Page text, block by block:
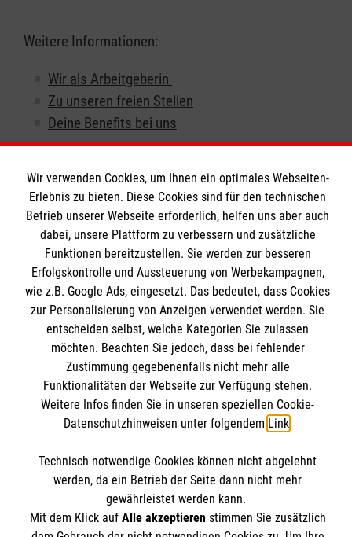
Weitere Informationen:
Wir als Arbeitgeberin
Zu unseren freien Stellen
Deine Benefits bei uns
Wir Malteser
Unser Profil
Karriere
Migration
Jugendhilfe
Suchthilfe
Kloster
Informationen
Impressum
Datenschutz
Institutionelles Schutzkonzept
Malteser online
Malteserorden
Malteser Jugend
Spendenkonto
Wir verwenden Cookies, um Ihnen ein optimales Webseiten-
Erlebnis zu bieten. Diese Cookies sind für den technischen
Betrieb unserer Webseite erforderlich, helfen uns aber auch
dabei, unsere Plattform zu verbessern und zusätzliche
Funktionen bereitzustellen. Sie werden zur besseren
Erfolgskontrolle und Aussteuerung von Werbekampagnen,
wie z.B. Google Ads, eingesetzt. Das bedeutet, dass Cookies
zur Personalisierung von Anzeigen verwendet werden. Sie
entscheiden selbst, welche Kategorien Sie zulassen
möchten. Beachten Sie jedoch, dass bei fehlender
Zustimmung gegebenenfalls nicht mehr alle
Funktionalitäten der Webseite zur Verfügung stehen.
Weitere Infos finden Sie in unseren speziellen Cookie-
Datenschutzhinweisen unter folgendem Link.
Technisch notwendige Cookies können nicht abgelehnt
werden, da ein Betrieb der Seite dann nicht mehr
gewährleistet werden kann.
Mit dem Klick auf Alle akzeptierenstimmen Sie zusätzlich